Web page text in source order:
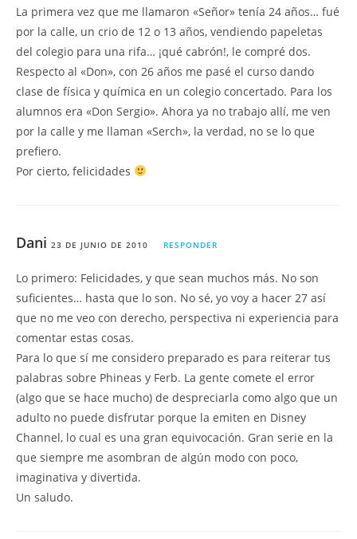
La primera vez que me llamaron «Señor» tenía 24 años… fué
por la calle, un crio de 12 o 13 años, vendiendo papeletas
del colegio para una rifa… ¡qué cabrón!, le compré dos.
Respecto al «Don», con 26 años me pasé el curso dando
clase de física y química en un colegio concertado. Para los
alumnos era «Don Sergio». Ahora ya no trabajo allí, me ven
por la calle y me llaman «Serch», la verdad, no se lo que
prefiero.
Por cierto, felicidades
Dani 23 DE JUNIO DE 2010 RESPONDER
Lo primero: Felicidades, y que sean muchos más. No son
suficientes… hasta que lo son. No sé, yo voy a hacer 27 así
que no me veo con derecho, perspectiva ni experiencia para
comentar estas cosas.
Para lo que sí me considero preparado es para reiterar tus
palabras sobre Phineas y Ferb. La gente comete el error
(algo que se hace mucho) de despreciarla como algo que un
adulto no puede disfrutar porque la emiten en Disney
Channel, lo cual es una gran equivocación. Gran serie en la
que siempre me asombran de algún modo con poco,
imaginativa y divertida.
Un saludo.